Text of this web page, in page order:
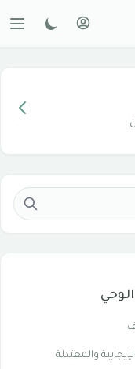
والمعتدلة